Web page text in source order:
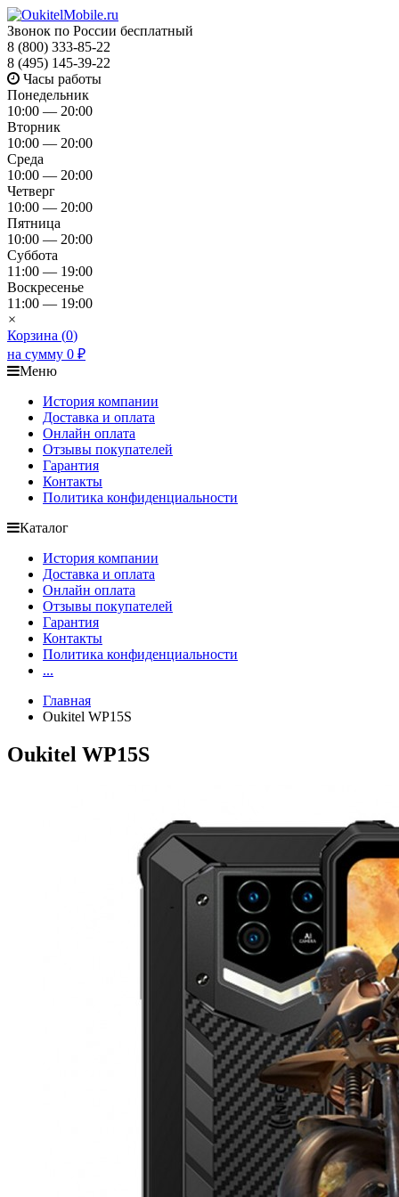
Звонок по России бесплатный
8 (800) 333-85-22
8 (495) 145-39-22
Часы работы
Понедельник
10:00 — 20:00
Вторник
10:00 — 20:00
Среда
10:00 — 20:00
Четверг
10:00 — 20:00
Пятница
10:00 — 20:00
Суббота
11:00 — 19:00
Воскресенье
11:00 — 19:00
×
Корзина (0)
на сумму 0 ₽
Меню
История компании
Доставка и оплата
Онлайн оплата
Отзывы покупателей
Гарантия
Контакты
Политика конфиденциальности
Каталог
История компании
Доставка и оплата
Онлайн оплата
Отзывы покупателей
Гарантия
Контакты
Политика конфиденциальности
...
Главная
Oukitel WP15S
Oukitel WP15S